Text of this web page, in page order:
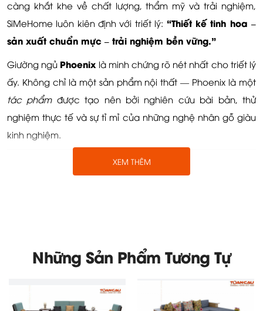
càng khắt khe về chất lượng, thẩm mỹ và trải nghiệm,
SiMeHome luôn kiên định với triết lý: “Thiết kế tinh hoa –
sản xuất chuẩn mực – trải nghiệm bền vững.”
Giường ngủ Phoenix là minh chứng rõ nét nhất cho triết lý
ấy. Không chỉ là một sản phẩm nội thất — Phoenix là một
tác phẩmđược tạo nên bởi nghiên cứu bài bản, thử
nghiệm thực tế và sự tỉ mỉ của những nghệ nhân gỗ giàu
kinh nghiệm.
XEM THÊM
Những Sản Phẩm Tương Tự